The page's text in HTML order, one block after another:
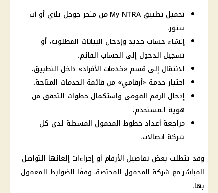
تحميل تطبيق My NTRA من متجر جوجل بلاي أو آب
ستور.
إنشاء حساب جديد وإدخال البيانات المطلوبة، أو
تسجيل الدخول إلى الحساب القائم.
الانتقال إلى قسم «خدمات الأفراد» داخل التطبيق.
اختيار خدمة «أرقامي» من قائمة الخدمات المتاحة.
إدخال الرقم القومي واستكمال خطوات التحقق من
هوية المستخدم.
مراجعة أعداد خطوط المحمول المسجلة لدى كل
شركة اتصالات.
وقد تتطلب بعض تفاصيل الأرقام أو إجراءات إلغائها التواصل
المباشر مع شركة المحمول المختصة، وفقًا للضوابط المعمول
بها.